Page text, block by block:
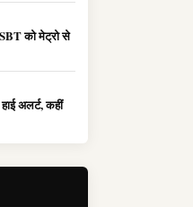
को मेट्रो से
अलर्ट, कहीं